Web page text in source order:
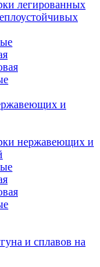
легированных
и
нержавеющих и
и сплавов на